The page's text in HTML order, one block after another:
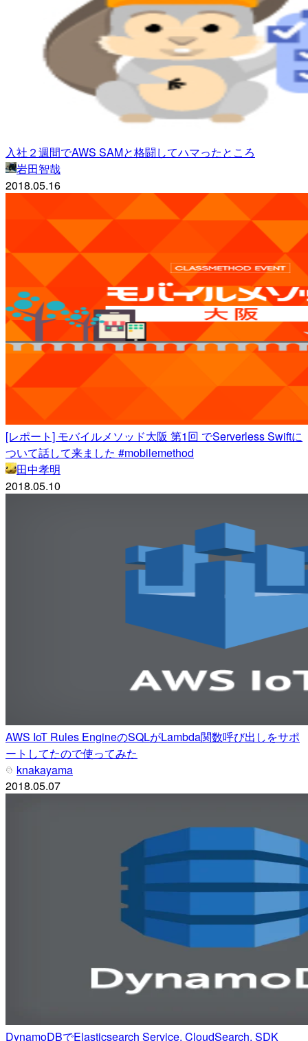
入社２週間でAWS SAMと格闘してハマったところ
岩田智哉
2018.05.16
[レポート] モバイルメソッド大阪 第1回 でServerless Swiftに
ついて話して来ました #mobilemethod
田中孝明
2018.05.10
AWS IoT Rules EngineのSQLがLambda関数呼び出しをサポ
ートしてたので使ってみた
knakayama
2018.05.07
DynamoDBでElasticsearch Service, CloudSearch, SDK